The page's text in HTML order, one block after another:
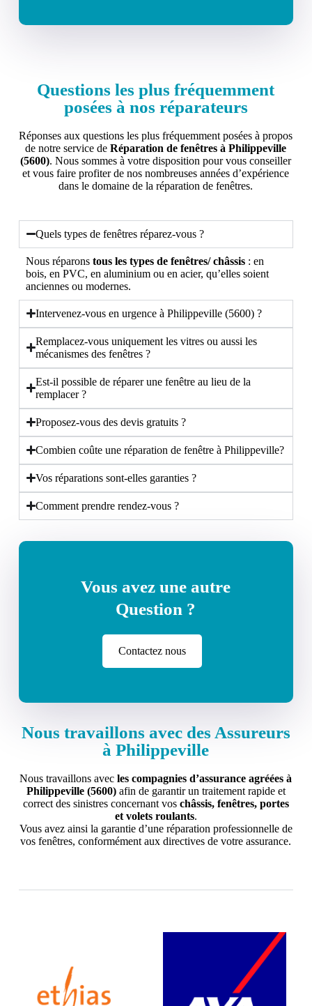
Questions les plus fréquemment
posées à nos réparateurs
Réponses aux questions les plus fréquemment posées à propos
de notre service deRéparation de fenêtres à Philippeville
(5600). Nous sommes à votre disposition pour vous conseiller
et vous faire profiter de nos nombreuses années d’expérience
dans le domaine de la réparation de fenêtres.
Quels types de fenêtres réparez-vous ?
Nous réparons tous les types de fenêtres/ châssis: en
bois, en PVC, en aluminium ou en acier, qu’elles soient
anciennes ou modernes.
Intervenez-vous en urgence à Philippeville (5600) ?
Remplacez-vous uniquement les vitres ou aussi les
mécanismes des fenêtres ?
Est-il possible de réparer une fenêtre au lieu de la
remplacer ?
Proposez-vous des devis gratuits ?
Combien coûte une réparation de fenêtre à Philippeville?
Vos réparations sont-elles garanties ?
Comment prendre rendez-vous ?
Vous avez une autre
Question ?
Contactez nous
Nous travaillons avec des Assureurs
à Philippeville
Nous travaillons avec les compagnies d’assurance agréées à
Philippeville (5600) afin de garantir un traitement rapide et
correct des sinistres concernant vos châssis, fenêtres, portes
et volets roulants.
Vous avez ainsi la garantie d’une réparation professionnelle de
vos fenêtres, conformément aux directives de votre assurance.